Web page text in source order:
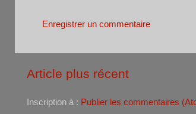
Enregistrer un commentaire
Article plus récent
Inscription à : Publier les commentaires